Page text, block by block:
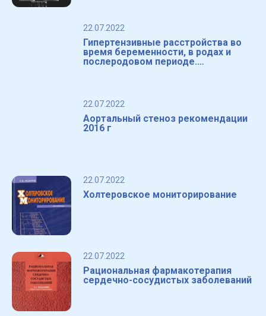
22.07.2022
Гипертензивные расстройства во
время беременности, в родах и
послеродовом периоде.
22.07.2022
Аортальный стеноз рекомендации
2016 г
22.07.2022
Холтеровское мониторирование
22.07.2022
Рациональная фармакотерапия
сердечно-сосудистых заболеваний